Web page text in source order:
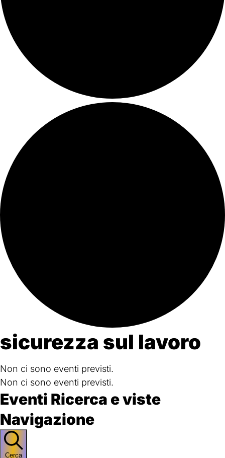
sicurezza sul lavoro
Non ci sono eventi previsti.
Non ci sono eventi previsti.
Eventi Ricerca e viste
Navigazione
Cerca